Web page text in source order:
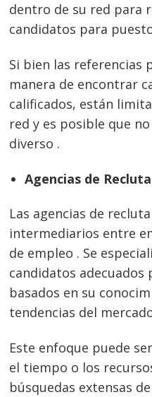
dentro de su red para
candidatos para
Si bien las referencias
manera de encontrar
calificados, están
red y es posible que
diverso .
Agencias de
Las agencias de
intermediarios entre
de empleo . Se
candidatos adecuados
basados en su
tendencias del
Este enfoque puede
el tiempo o los
búsquedas extensas